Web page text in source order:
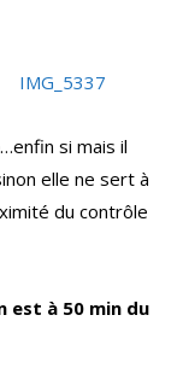
…enfin si mais il
elle ne sert à
du contrôle
est à 50 min du